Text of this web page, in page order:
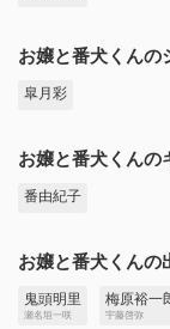
お嬢と番犬くんの
皐月彩
お嬢と番犬くんの
番由紀子
お嬢と番犬くんの
鬼頭明里
瀬名垣一咲
梅原裕一
宇藤啓弥